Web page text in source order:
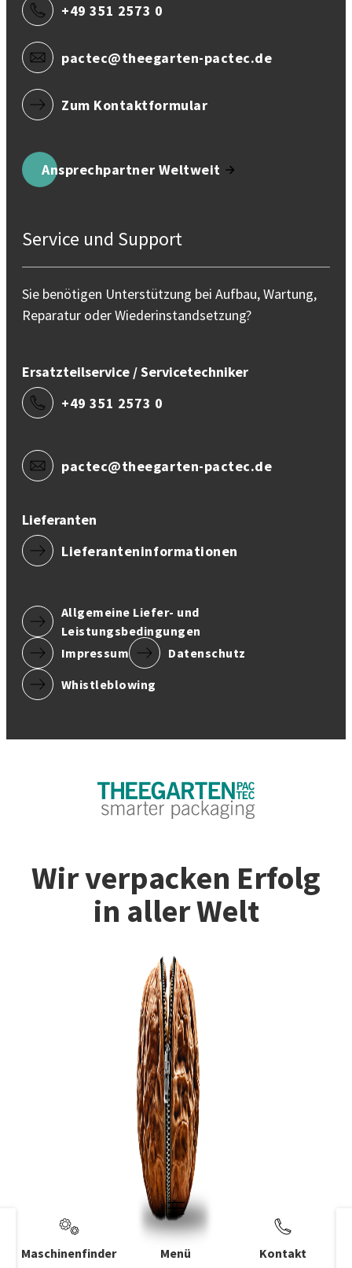
Maschinenfinder Menü Kontakt
+49 351 2573 0
pactec@theegarten-pactec.de
Zum Kontaktformular
Ansprechpartner Weltweit
Service und Support
Sie benötigen Unterstützung bei Aufbau, Wartung,
Reparatur oder Wiederinstandsetzung?
Ersatzteilservice / Servicetechniker
+49 351 2573 0
pactec@theegarten-pactec.de
Lieferanten
Lieferanteninformationen
Allgemeine Liefer- und
Leistungsbedingungen
Impressum
Datenschutz
Whistleblowing
Wir verpacken Erfolg
in aller Welt